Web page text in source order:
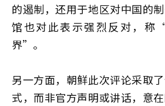
的遏制，还用于地区对中国的
馆也对此表示强烈反对，称
界”。
另一方面，朝鲜此次评论采取
式，而非官方声明或讲话，意在